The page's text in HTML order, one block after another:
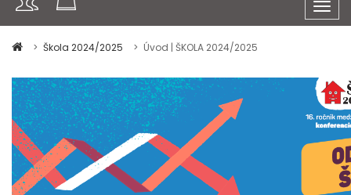
Škola 2024/2025
Úvod | ŠKOLA 2024/2025